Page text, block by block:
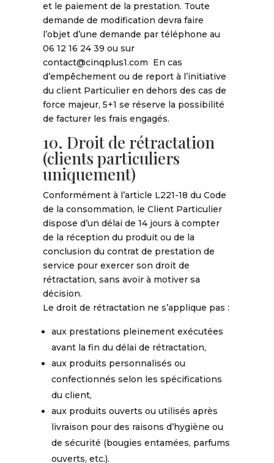
et le paiement de la prestation. Toute
demande de modification devra faire
l’objet d’une demande par téléphone au
06 12 16 24 39 ou sur
contact@cinqplus1.com En cas
d’empêchement ou de report à l’initiative
du client Particulier en dehors des cas de
force majeur, 5+1 se réserve la possibilité
de facturer les frais engagés.
10. Droit de rétractation
(clients particuliers
uniquement)
Conformément à l’article L221-18 du Code
de la consommation, le Client Particulier
dispose d’un délai de 14 jours à compter
de la réception du produit ou de la
conclusion du contrat de prestation de
service pour exercer son droit de
rétractation, sans avoir à motiver sa
décision.
Le droit de rétractation ne s’applique pas :
aux prestations pleinement exécutées
avant la fin du délai de rétractation,
aux produits personnalisés ou
confectionnés selon les spécifications
du client,
aux produits ouverts ou utilisés après
livraison pour des raisons d’hygiène ou
de sécurité (bougies entamées, parfums
ouverts, etc.).